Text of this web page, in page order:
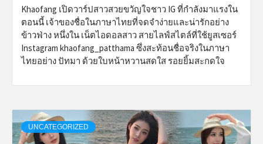
Khaofang เปิดวาร์ปสาวสวยขวัญใจชาว IG ที่กำลังมาแรงใน
ตอนนี้ เจ้าของชื่อในภาษาไทยที่จดจำง่ายและน่ารักอย่าง
ข้าวฟ่าง หนึ่งใน เน็ตไอดอลสาว สายไลฟ์สไตล์ที่ใช้ยูสเซอร์
Instagram khaofang_patthama ซึ่งสะท้อนชื่อจริงในภาษา
ไทยอย่าง ปัทมา ด้วยใบหน้าหวานสดใส รอยยิ้มสะกดใจ
UNCATEGORIZED